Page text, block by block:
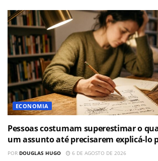
ECONOMIA
Pessoas costumam superestimar o
um assunto até precisarem explicá-lo
POR DOUGLAS HUGO 6 DE AGOSTO DE 2026